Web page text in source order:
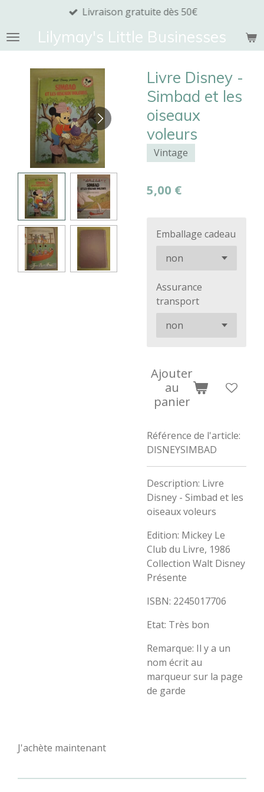
contenuLilymay's Little Businesses
Livraison gratuite dès 50€
Livre Disney -
Simbad et les
oiseaux
voleurs
Vintage
5,00 €
Emballage cadeau
Assurance
transport
Ajouter
au
panier
Référence de l'article:
DISNEYSIMBAD
Description: Livre
Disney - Simbad et les
oiseaux voleurs
Edition: Mickey Le
Club du Livre, 1986
Collection Walt Disney
Présente
ISBN: 2245017706
Etat: Très bon
Remarque: Il y a un
nom écrit au
marqueur sur la page
de garde
J'achète maintenant